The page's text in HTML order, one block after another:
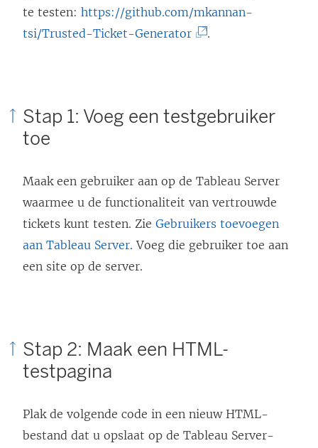
te testen: https://github.com/mkannan-
tsi/Trusted-Ticket-Generator(
k
r
d
t
i
u
w
.
Stap 1: Voeg een testgebruiker
toe
Maak een gebruiker aan op de Tableau Server
waarmee u de functionaliteit van vertrouwde
tickets kunt testen. Zie Gebruikers toevoegen
aan Tableau Server. Voeg die gebruiker toe aan
een site op de server.
Stap 2: Maak een HTML-
testpagina
Plak de volgende code in een nieuw HTML-
bestand dat u opslaat op de Tableau Server-